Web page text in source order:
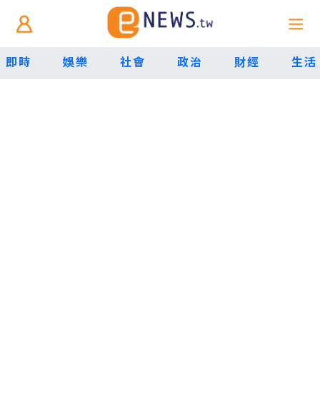
即時 娛樂 社會 政治 財經 生活